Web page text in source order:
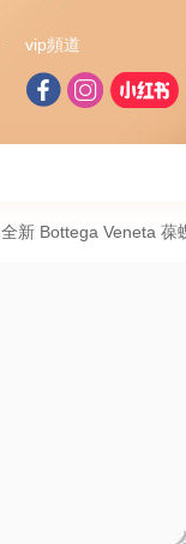
vip頻道
全新 Bottega Veneta 葆